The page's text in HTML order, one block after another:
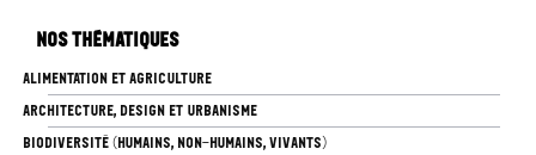
Nos thématiques
ALIMENTATION ET AGRICULTURE
ARCHITECTURE, DESIGN ET URBANISME
BIODIVERSITÉ (HUMAINS, NON-HUMAINS, VIVANTS)